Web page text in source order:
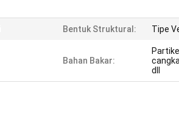
Bentuk Struktural: Tipe
Bahan Bakar:
dll